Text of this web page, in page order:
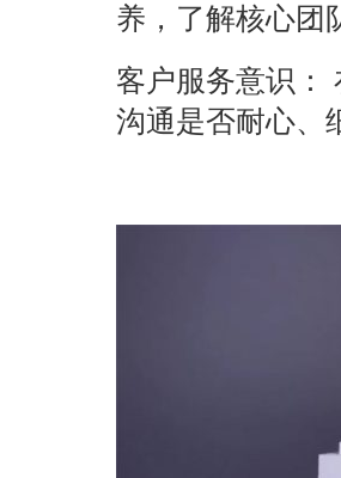
养，了解核心团
客户服务意识：
沟通是否耐心、